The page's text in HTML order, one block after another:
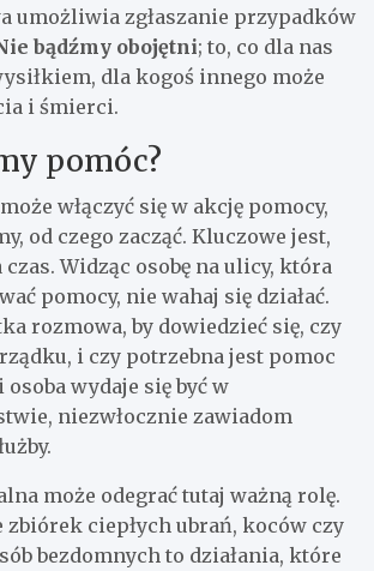
umożliwia zgłaszanie przypadków
bądźmy obojętni; to, co dla nas
dla kogoś innego może
i śmierci.
pomóc?
włączyć się w akcję pomocy,
od czego zacząć. Kluczowe jest,
czas. Widząc osobę na ulicy, która
pomocy, nie wahaj się działać.
rozmowa, by dowiedzieć się, czy
i czy potrzebna jest pomoc
osoba wydaje się być w
niezwłocznie zawiadom
może odegrać tutaj ważną rolę.
zbiórek ciepłych ubrań, koców czy
bezdomnych to działania, które